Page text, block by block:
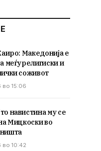
Македонија е
меѓурелигиски и
соживот
15:06
навистина му се
Мицкоски во
10:42